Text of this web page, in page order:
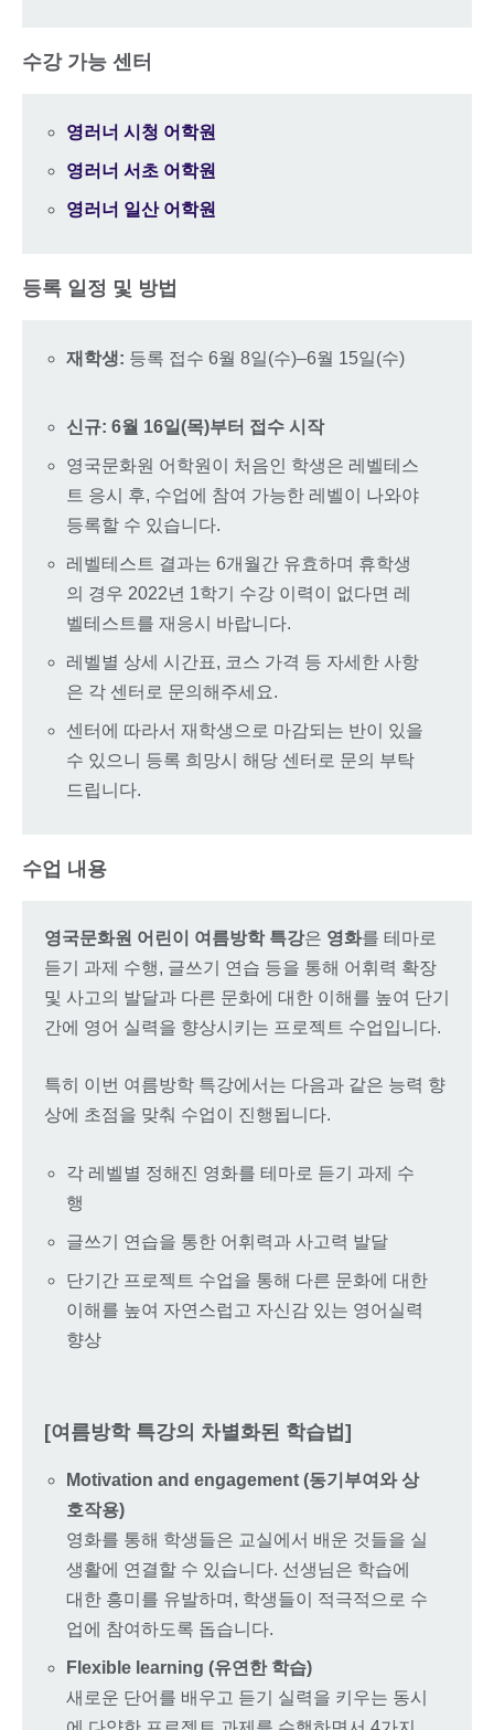
수강 가능 센터
영러너 시청 어학원
영러너 서초 어학원
영러너 일산 어학원
등록 일정 및 방법
재학생: 등록 접수 6월 8일(수)–6월 15일(수)
신규: 6월 16일(목)부터 접수 시작
영국문화원 어학원이 처음인 학생은 레벨테스
트 응시 후, 수업에 참여 가능한 레벨이 나와야
등록할 수 있습니다.
레벨테스트 결과는 6개월간 유효하며 휴학생
의 경우 2022년 1학기 수강 이력이 없다면 레
벨테스트를 재응시 바랍니다.
레벨별 상세 시간표, 코스 가격 등 자세한 사항
은 각 센터로 문의해주세요.
센터에 따라서 재학생으로 마감되는 반이 있을
수 있으니 등록 희망시 해당 센터로 문의 부탁
드립니다.
수업 내용
영국문화원 어린이 여름방학 특강은 영화를 테마로
듣기 과제 수행, 글쓰기 연습 등을 통해 어휘력 확장
및 사고의 발달과 다른 문화에 대한 이해를 높여 단기
간에 영어 실력을 향상시키는 프로젝트 수업입니다.
특히 이번 여름방학 특강에서는 다음과 같은 능력 향
상에 초점을 맞춰 수업이 진행됩니다.
각 레벨별 정해진 영화를 테마로 듣기 과제 수
행
글쓰기 연습을 통한 어휘력과 사고력 발달
단기간 프로젝트 수업을 통해 다른 문화에 대한
이해를 높여 자연스럽고 자신감 있는 영어실력
향상
[여름방학 특강의 차별화된 학습법]
Motivation and engagement (동기부여와 상
호작용)
영화를 통해 학생들은 교실에서 배운 것들을 실
생활에 연결할 수 있습니다. 선생님은 학습에
대한 흥미를 유발하며, 학생들이 적극적으로 수
업에 참여하도록 돕습니다.
Flexible learning (유연한 학습)
새로운 단어를 배우고 듣기 실력을 키우는 동시